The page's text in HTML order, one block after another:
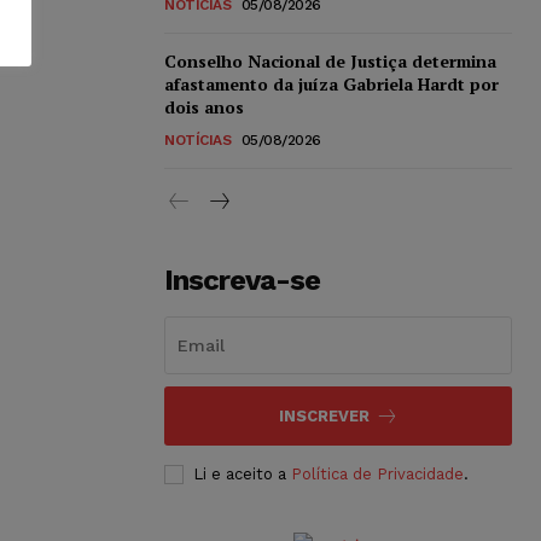
NOTÍCIAS 05/08/2026
Conselho Nacional de Justiça determina
afastamento da juíza Gabriela Hardt por
dois anos
NOTÍCIAS 05/08/2026
Inscreva-se
INSCREVER
Li e aceito a Política de Privacidade.